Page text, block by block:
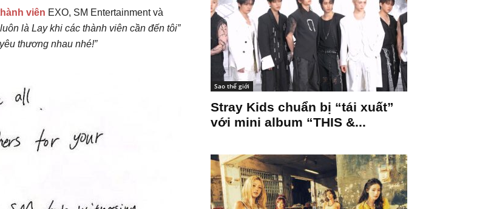
viên EXO, SM Entertainment và
là Lay khi các thành viên cần đến tôi”
thương nhau nhé!”
Sao thế giới
Stray Kids chuẩn bị “tái xuất”
với mini album “THIS &...